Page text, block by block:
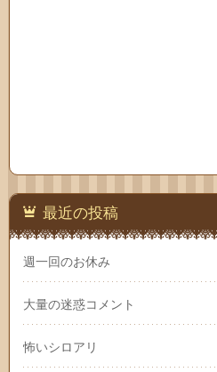
最近の投稿
週一回のお休み
大量の迷惑コメント
怖いシロアリ